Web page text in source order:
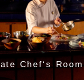
Chef‘s Room